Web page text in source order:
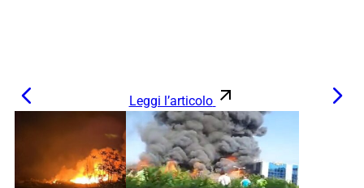
Leggi l’articolo